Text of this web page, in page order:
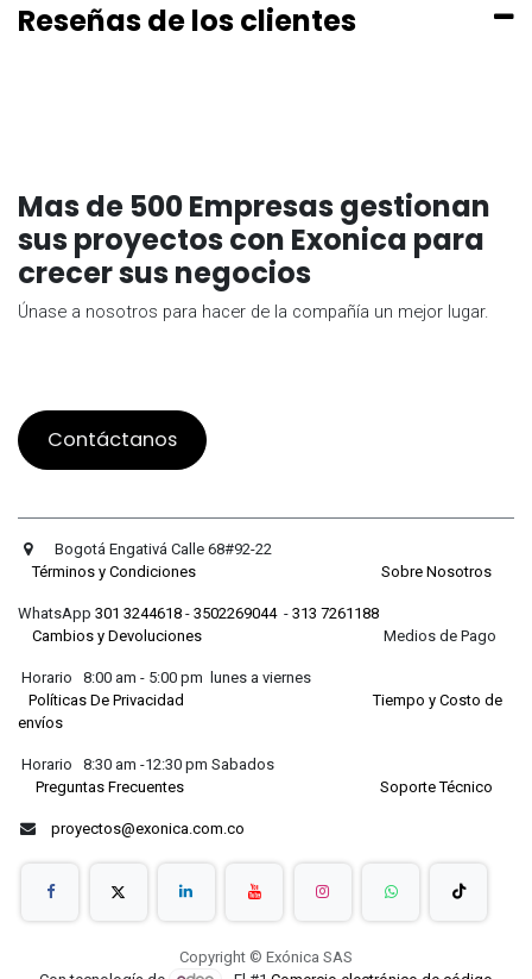
Reseñas de los clientes
Mas de 500 Empresas gestionan
sus proyectos con Exonica para
crecer sus negocios
Únase a nosotros para hacer de la compañía un mejor lugar.
Contáctanos
Bogotá Engativá Calle 68#92-22
Términos y Condiciones
Sobre Nosotros
WhatsApp 301 3244618 - 3502269044- 313 7261188
Cambios y Devoluciones Medios de Pago
Horario 8:00 am - 5:00 pm lunes a viernes
Políticas De Privacidad
Tiempo y Costo de
envíos
Horario 8:30 am -12:30 pm Sabados
Preguntas Frecuentes
Soporte Técnico
proyectos@exonica.com.co
Copyright © Exónica SAS